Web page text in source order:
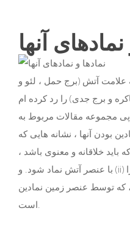
آنها
آتش (برج حمل ، لئو و
و برج جدی) را رد کرده ام
مجموعه مقالات مربوط به
بودن آنها ، نشانه هایی که
خلاقانه و معنوی باشد ،
با عنصر آتش نماد شود. و (ii) زنده ماندن ، تولید ، میراث خود را
، که توسط عنصر زمین نمادین
است.